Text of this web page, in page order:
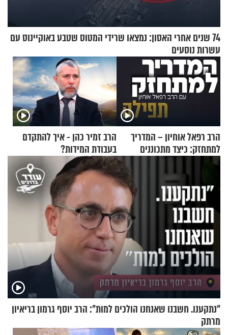
74 שנים אחרי האסון: נמצאו שרידי המטוס שטבע באוקיינוס עם
עשרות נוסעים
הרב רפאל אוחיון – המדריך
למתחזק: כיצד מתכוננים
לתפילה?
הרב זמיר כהן - איך להתקדם
בעבודת המידות?
"נתקענו. חשבנו שאנחנו הולכים למות": הרב יוסף גרמון בריאיון
מרתק